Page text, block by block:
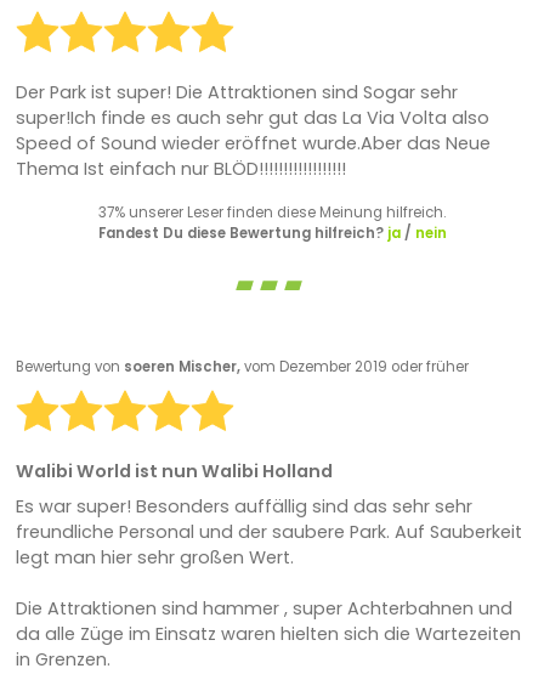
Der Park ist super! Die Attraktionen sind Sogar sehr
super!Ich finde es auch sehr gut das La Via Volta also
Speed of Sound wieder eröffnet wurde.Aber das Neue
Thema Ist einfach nur BLÖD!!!!!!!!!!!!!!!!!!
37% unserer Leser finden diese Meinung hilfreich.
Fandest Du diese Bewertung hilfreich? ja/ nein
Bewertung von soeren Mischer,vom Dezember 2019 oder früher
Walibi World ist nun Walibi Holland
Es war super! Besonders auffällig sind das sehr sehr
freundliche Personal und der saubere Park. Auf Sauberkeit
legt man hier sehr großen Wert.
Die Attraktionen sind hammer , super Achterbahnen und
da alle Züge im Einsatz waren hielten sich die Wartezeiten
in Grenzen.